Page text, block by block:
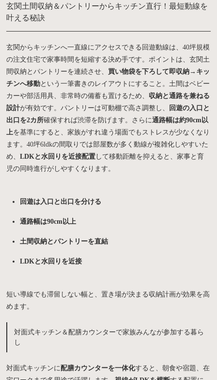
玄関土間収納＆パントリーからキッチン直行！最短動線を
叶える秘訣
玄関からキッチンへ一直線にアクセスできる回遊動線は、40坪規模
の注文住宅で家事時間を短縮する決め手です。ポイントは、玄関土
間収納とパントリーを連続させ、 買い物袋を下ろして即収納→キッ
チンへ移動という一筆書きのレイアウトにすること。土間はベビー
カーや部活用具、非常時の備蓄も置けるため、 収納と通路を兼ねる
設計が有効です。パントリーは可動棚で高さ調整し、
回遊の入口と
出口を2カ所確保すれば渋滞を防げます。さらに通路幅は約90cm以
上を基準にすると、家族がすれ違う場面でもストレスが少なくなり
ます。40坪6ldkの間取りでは部屋数が多く動線が複雑化しやすいた
め、LDKと水回りを近接配置 して移動距離を抑えると、家事と育
児の同時進行がしやすくなります。
回遊は入口と出口を分ける
通路幅は90cm以上
土間収納とパントリーを直結
LDKと水回りを近接
短い導線でも滞留しない幅と、置き場が決まる収納計画が効果を高
めます。
対面式キッチン＆配膳カウンターで家族みんなが参加する暮ら
し
対面式キッチンに配膳カウンターを一体化すると、朝食や宿題、在